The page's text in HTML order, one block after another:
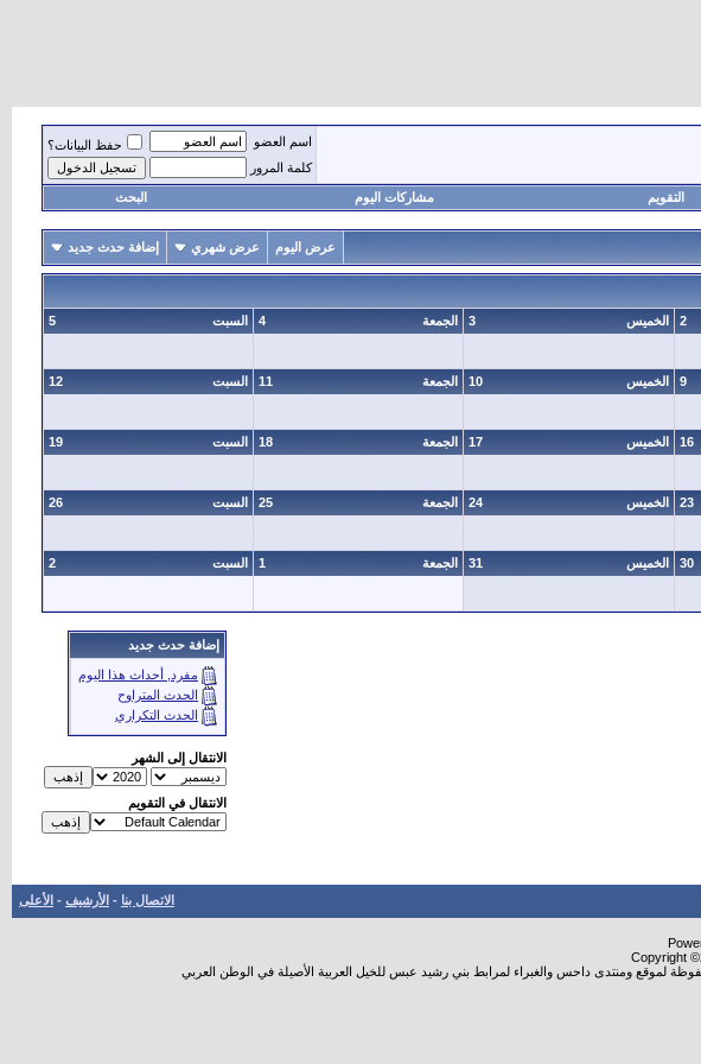
اسم العضو
حفظ البيانات؟
كلمة المرور
التقويم مشاركات اليوم البحث
عرض اليوم عرض شهري إضافة حدث جديد
2
3 الخميس 4 الجمعة 5 السبت
9
10 الخميس 11 الجمعة 12 السبت
16
17 الخميس 18 الجمعة 19 السبت
23
24 الخميس 25 الجمعة 26 السبت
30
31 الخميس 1 الجمعة 2 السبت
إضافة حدث جديد
مفرد, أحداث هذا اليوم
الحدث المتراوح
الحدث التكراري
الانتقال إلى الشهر
الانتقال في التقويم
الاتصال بنا - الأرشيف - الأعلى
Copyright
لموقع ومنتدى داحس والغبراء لمرابط بني رشيد عبس للخيل العربية الأصيلة في الوطن العربي